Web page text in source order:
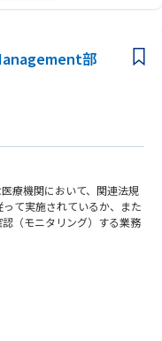
育成を期待します。 生産計
その他当局などとの社外対
とを期待します。
部
療機関において、関連法規
って実施されているか、また
（モニタリング）する業務
終了）全般
の確認等の症例管理
せ対応、施設のEDC対応補